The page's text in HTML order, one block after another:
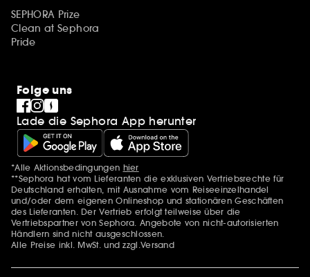
SEPHORA Prize
Clean at Sephora
Pride
Folge uns
Lade die Sephora App herunter
Zusätzlich Erwähnungen
*Alle Aktionsbedingungen hier
**Sephora hat vom Lieferanten die exklusiven Vertriebsrechte für
Deutschland erhalten, mit Ausnahme vom Reiseeinzelhandel
und/oder dem eigenen Onlineshop und stationären Geschäften
des Lieferanten. Der Vertrieb erfolgt teilweise über die
Vertriebspartner von Sephora. Angebote von nicht-autorisierten
Händlern sind nicht ausgeschlossen.
Alle Preise inkl. MwSt. und zzgl.Versand